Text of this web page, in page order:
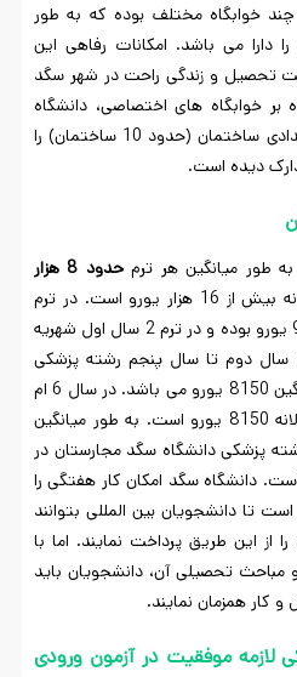
خوابگاه مختلف بوده که به طور
100 الی 600 اتاق را دارا می باشد. امکانات رفاهی این
تحصیل و زندگی راحت در شهر سگد
بر خوابگاه های اختصاصی، دانشگاه
سگد در مناطق مختلف شهر تعدادی ساختمان (حدود 10 ساختمان) را
دیده است.
به طور میانگین هر ترم
حدود 8 هزار
بوده که در مجموع سالیانه بیش از 16 هزار یورو است. در ترم
اول دانشگاه شهریه حدود 9000 یورو بوده و در ترم 2 سال اول شهریه
از سال دوم تا سال پنجم رشته پزشکی
سگد شهریه هر ترم به طور میانگین 8150 یورو می باشد. در سال 6 ام
مجموع شهریه یعنی شهریه سالانه 8150 یورو است. به طور میانگین
پزشکی دانشگاه سگد مجارستان در
90 هزار یورو است. دانشگاه سگد امکان کار هفتگی را
است تا دانشجویان بین المللی بتوانند
از این طریق پرداخت نمایند. اما با
تحصیلی آن، دانشجویان باید
و کار همزمان نمایند.
لازمه موفقیت در آزمون ورودی